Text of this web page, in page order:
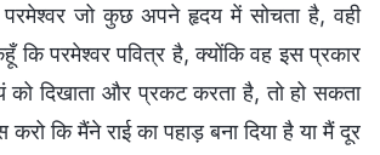
परमेश्वर जो कुछ अपने हृदय में सोचता है, वही
कि परमेश्वर पवित्र है, क्योंकि वह इस प्रकार
दिखाता और प्रकट करता है, तो हो सकता
कि मैंने राई का पहाड़ बना दिया है या मैं दूर